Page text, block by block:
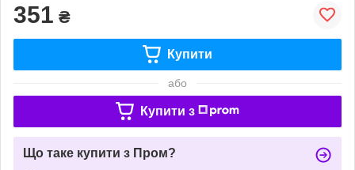
351 ₴
Купити
або
Купити з
Що таке купити з Пром?